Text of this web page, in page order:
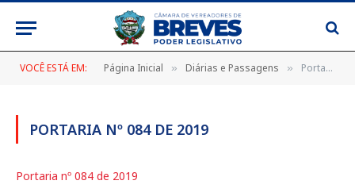
VOCÊ ESTÁ EM: Página Inicial » Diárias e Passagens » Portaria nº 084 de 2019
PORTARIA Nº 084 DE 2019
Portaria nº 084 de 2019